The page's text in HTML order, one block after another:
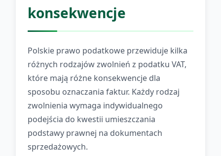
konsekwencje
Polskie prawo podatkowe przewiduje kilka
różnych rodzajów zwolnień z podatku VAT,
które mają różne konsekwencje dla
sposobu oznaczania faktur. Każdy rodzaj
zwolnienia wymaga indywidualnego
podejścia do kwestii umieszczania
podstawy prawnej na dokumentach
sprzedażowych.